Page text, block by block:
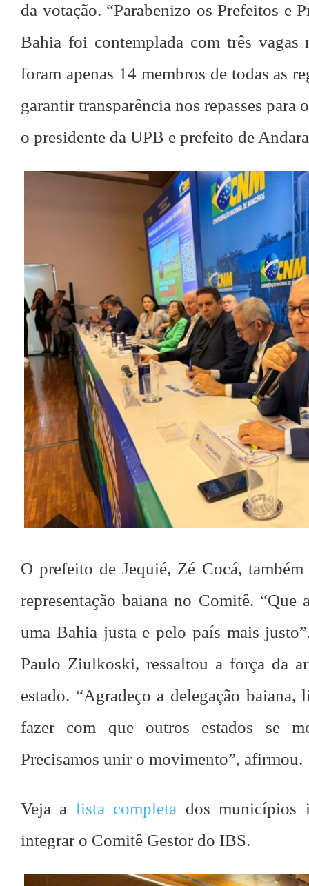
da votação. “Parabenizo os Prefeitos e
Bahia foi contemplada com três
foram apenas 14 membros de todas as
garantir transparência nos repasses
o presidente da UPB e prefeito de
O prefeito de Jequié, Zé Cocá,
representação baiana no Comitê.
uma Bahia justa e pelo país mais
Paulo Ziulkoski, ressaltou a força da
estado. “Agradeço a delegação
fazer com que outros estados se
Precisamos unir o movimento”, afirmou.
Veja a lista completa dos municípios
integrar o Comitê Gestor do IBS.